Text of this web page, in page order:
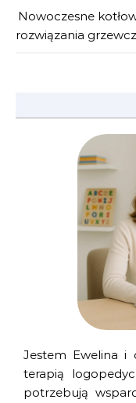
Nowoczesne
rozwiązania
Jestem Ewelina i
terapią
potrzebują